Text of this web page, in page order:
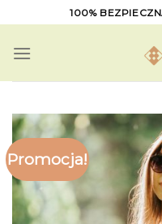
to
content
100%
Promocja!